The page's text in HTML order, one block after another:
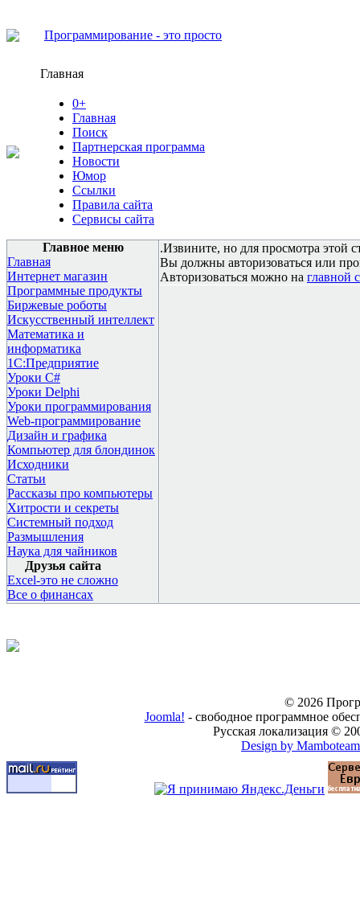
Программирование - это просто
Главная
0+
Главная
Поиск
Партнерская программа
Новости
Юмор
Ссылки
Правила сайта
Сервисы сайта
Главное меню
Главная
Интернет магазин
Программные продукты
Биржевые роботы
Искусственный интеллект
Математика и
информатика
1С:Предприятие
Уроки C#
Уроки Delphi
Уроки программирования
Web-программирование
Дизайн и графика
Компьютер для блондинок
Исходники
Статьи
Рассказы про компьютеры
Хитрости и секреты
Системный подход
Размышления
Наука для чайников
Друзья сайта
Excel-это не сложно
Все о финансах
.Извините, но для просмотра этой
Вы должны авторизоваться или
Авторизоваться можно на главной
© 2026
Joomla! - свободное программное
Русская локализация ©
Design by